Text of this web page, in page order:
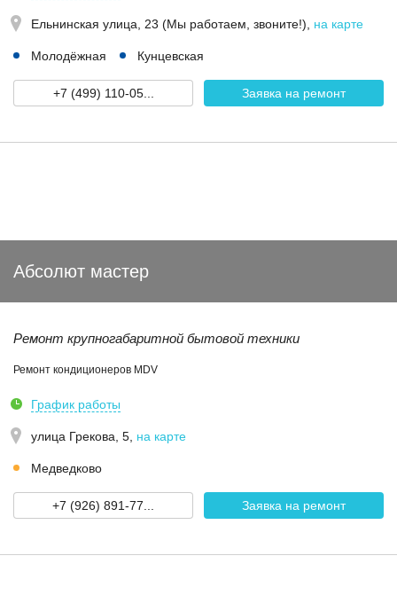
Ельнинская улица, 23 (Мы работаем, звоните!) на карте
Молодёжная Кунцевская
+7 (499) 110-05... Заявка на ремонт
Абсолют мастер
Ремонт крупногабаритной бытовой техники
Ремонт кондиционеров MDV
График работы
улица Грекова, 5 на карте
Медведково
+7 (926) 891-77... Заявка на ремонт